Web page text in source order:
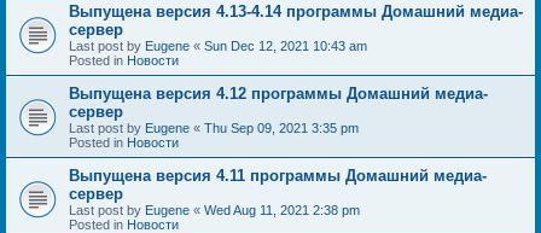
Выпущена версия 4.13-4.14 программы Домашний медиа-
сервер
Last post by Eugene « Sun Dec 12, 2021 10:43 am
Posted in Новости
Выпущена версия 4.12 программы Домашний медиа-
сервер
Last post by Eugene « Thu Sep 09, 2021 3:35 pm
Posted in Новости
Выпущена версия 4.11 программы Домашний медиа-
сервер
Last post by Eugene « Wed Aug 11, 2021 2:38 pm
Posted in Новости